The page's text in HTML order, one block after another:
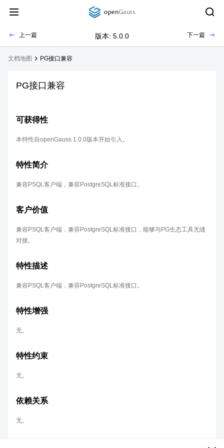
上一篇 版本: 5.0.0 下一篇
文档地图 PG接口兼容
PG接口兼容
可获得性
本特性自openGauss 1.0.0版本开始引入。
特性简介
兼容PSQL客户端，兼容PostgreSQL标准接口。
客户价值
兼容PSQL客户端，兼容PostgreSQL标准接口，能够与PG生态工具无缝
对接。
特性描述
兼容PSQL客户端，兼容PostgreSQL标准接口。
特性增强
无。
特性约束
无。
依赖关系
无。